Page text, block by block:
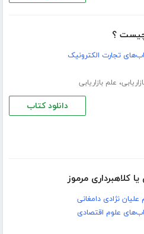
چیست ؟
تجارت الکترونیک
، علم بازاریابی
دانلود کتاب
کلاهبرداری مرموز
علیان نژادی دامغانی
علوم اقتصادی